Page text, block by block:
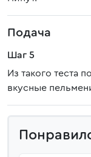
Подача
Шаг 5
Из такого теста
вкусные